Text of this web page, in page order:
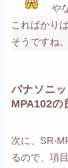
や
こればかり
そうですね。
パナソニ
MPA102の
次に、SR-
るので、項